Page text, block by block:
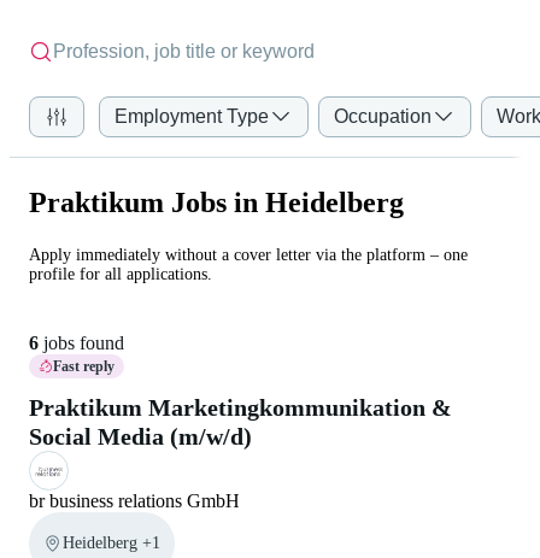
Employment Type Occupation
Praktikum Jobs in Heidelberg
Apply immediately without a cover letter via the platform – one
profile for all applications.
6 jobs found
Fast reply
Praktikum Marketingkommunikation &
Social Media (m/w/d)
br business relations GmbH
Heidelberg +1